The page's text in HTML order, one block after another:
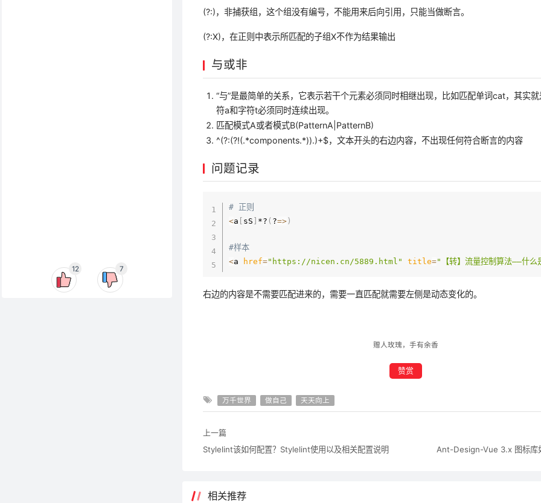
12 7
(?:)，非捕获组，这个组没有编号，不能用来后向引用，只能当做断言。
(?:X)，在正则中表示所匹配的子组X不作为结果输出
与或非
“与”是最简单的关系，它表示若干个元素必须同时相继出现，比如匹配单词cat，其实
符a和字符t必须同时连续出现。
匹配模式A或者模式B(PatternA|PatternB)
^(?:(?!(.*components.*)).)+$，文本开头的右边内容，不出现任何符合断言的内容
问题记录
# 正则
<a sS *? ( ?=> )
#样本
<a href="https://nicen.cn/5889.html" title="【转】流量控制算法——什
右边的内容是不需要匹配进来的，需要一直匹配就需要左侧是动态变化的。
赠人玫瑰，手有余香
赞赏
万千世界 做自己 天天向上
上一篇
Stylelint该如何配置？Stylelint使用以及相关配置说明
Ant-Design-Vue 3.x 图标库
相关推荐